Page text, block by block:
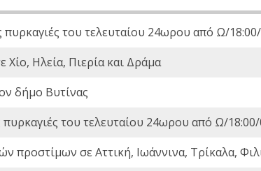
πυρκαγιές του τελευταίου 24ωρου από Ω/
Ηλεία, Πιερία και Δράμα
δήμο Βυτίνας
πυρκαγιές του τελευταίου 24ωρου από Ω/
προστίμων σε Αττική, Ιωάννινα, Τρίκαλα,